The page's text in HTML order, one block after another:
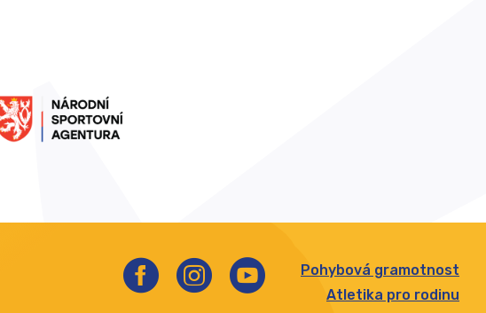
Pohybová gramotnost
Atletika pro rodinu